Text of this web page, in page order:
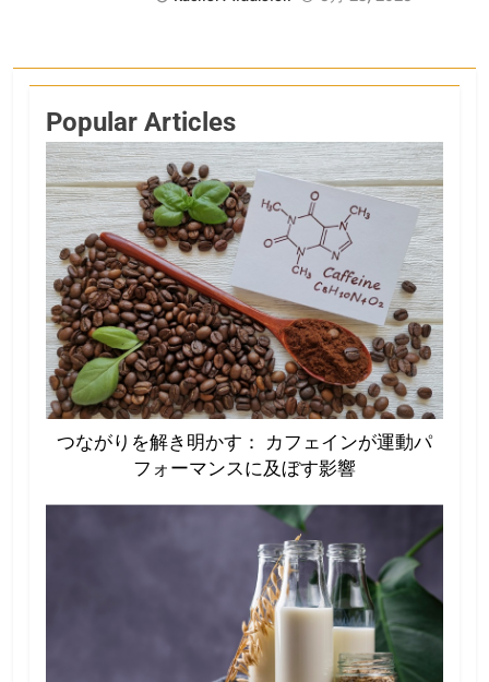
Popular Articles
つながりを解き明かす： カフェインが運動パ
フォーマンスに及ぼす影響